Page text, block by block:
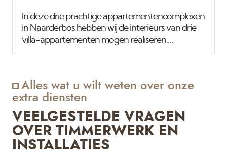
In deze drie prachtige appartementencomplexen
in Naarderbos hebben wij de interieurs van drie
villa-appartementen mogen realiseren.
Daarnaast verzorgen wij ook het onderhoud van
foto's tonen het interieur van een van de villa-
appartementen. Nadat de inbouwverlichting en
andere installaties waren geplaatst, hebben wij
alle wanden en plafonds gestukadoord en
gespoten in Jan des Bouvrie-wit, met een
buitenverfkwaliteit voor extra duurzaamheid.
Alles wat u wilt weten over onze
extra diensten
VEELGESTELDE VRAGEN
OVER TIMMERWERK EN
INSTALLATIES